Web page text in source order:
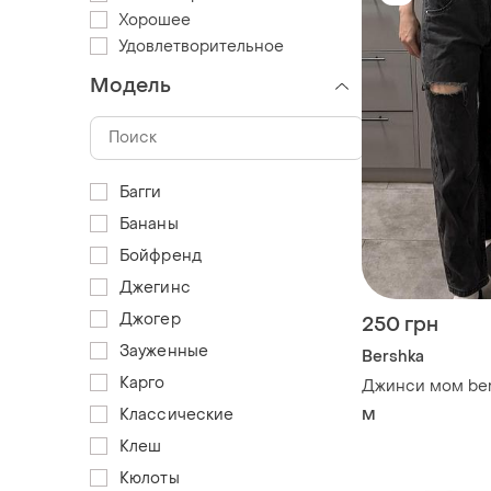
250 грн
Bershka
Джинси мом
M
Хорошее
Удовлетворительное
Модель
Багги
Бананы
Бойфренд
Джегинс
Джогер
Зауженные
Карго
Классические
Клеш
Кюлоты